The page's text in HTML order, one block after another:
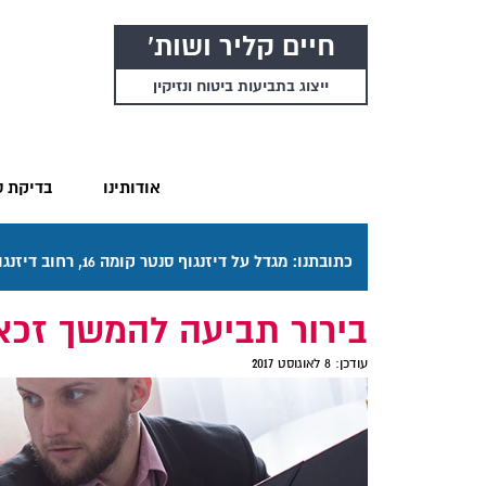
חיים קליר ושות'
ייצוג בתביעות ביטוח ונזיקין
אודותינו בדיקת
כתובתנו: מגדל על דיזנגוף סנטר קומה 16, רחוב דיזנגוף 50 תל אביב. דרכי ההגעה בתפריט "אודותינו".
בירור תביעה להמשך
עודכן: 8 לאוגוסט 2017